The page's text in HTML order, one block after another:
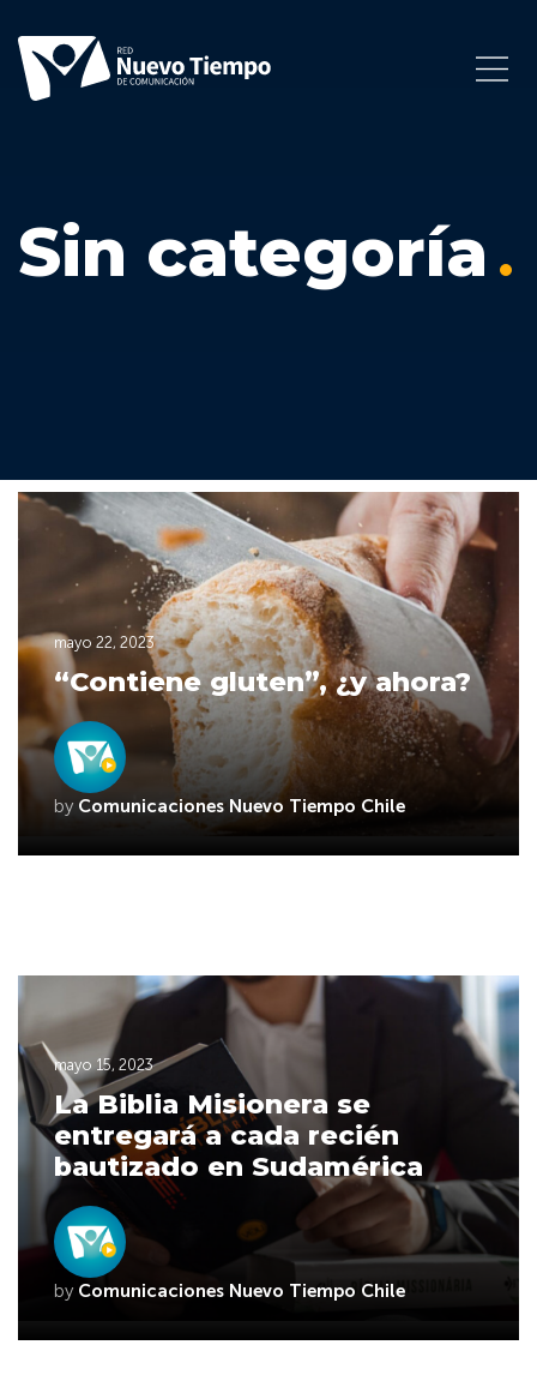
Sin categoría
mayo 22, 2023
“Contiene gluten”, ¿y ahora?
by Comunicaciones Nuevo Tiempo Chile
mayo 15, 2023
La Biblia Misionera se
entregará a cada recién
bautizado en Sudamérica
by Comunicaciones Nuevo Tiempo Chile